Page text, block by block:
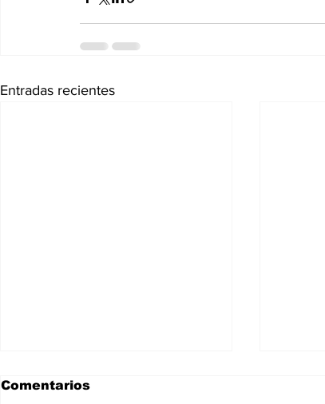
Entradas recientes
Comentarios